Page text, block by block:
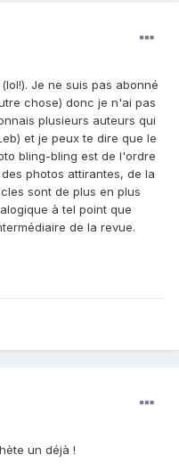
Je ne suis pas abonné
chose) donc je n'ai pas
plusieurs auteurs qui
et je peux te dire que le
bling-bling est de l'ordre
photos attirantes, de la
sont de plus en plus
à tel point que
de la revue.
un déjà !